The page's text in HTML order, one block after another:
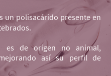
un polisacárido presente en
es de origen no animal,
así su perfil de